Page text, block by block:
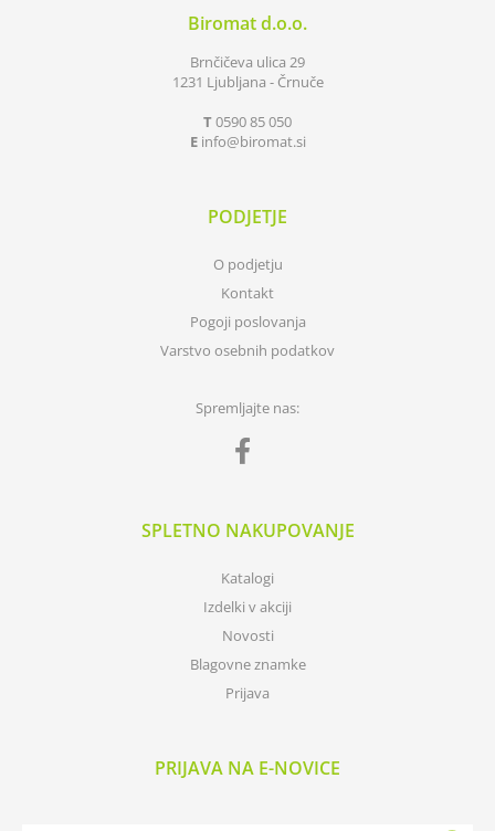
Biromat d.o.o.
Brnčičeva ulica 29
1231 Ljubljana - Črnuče
T0590 85 050
E info biromat.si
PODJETJE
O podjetju
Kontakt
Pogoji poslovanja
Varstvo osebnih podatkov
Spremljajte nas:
SPLETNO NAKUPOVANJE
Katalogi
Izdelki v akciji
Novosti
Blagovne znamke
Prijava
PRIJAVA NA E-NOVICE